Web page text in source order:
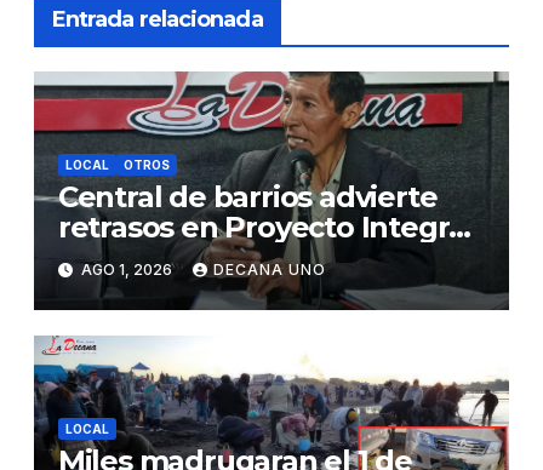
Entrada relacionada
LOCAL OTROS
Central de barrios advierte
retrasos en Proyecto Integral
de Agua y Alcantarillado para
Juliaca
AGO 1, 2026 DECANA UNO
LOCAL
Miles madrugaran el 1 de